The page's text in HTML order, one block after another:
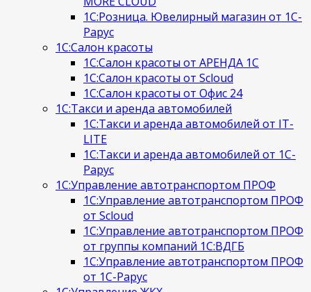
1С:Розница. Ювелирный магазин от 1С-
Рарус
1С:Салон красоты
1С:Салон красоты от АРЕНДА 1С
1С:Салон красоты от Scloud
1С:Салон красоты от Офис 24
1С:Такси и аренда автомобилей
1С:Такси и аренда автомобилей от IT-
LITE
1С:Такси и аренда автомобилей от 1С-
Рарус
1С:Управление автотранспортом ПРОФ
1С:Управление автотранспортом ПРОФ
от Scloud
1С:Управление автотранспортом ПРОФ
от группы компаний 1С:ВДГБ
1С:Управление автотранспортом ПРОФ
от 1С-Рарус